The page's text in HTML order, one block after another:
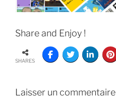
Share and Enjoy !
SHARES
Laisser un commentaire